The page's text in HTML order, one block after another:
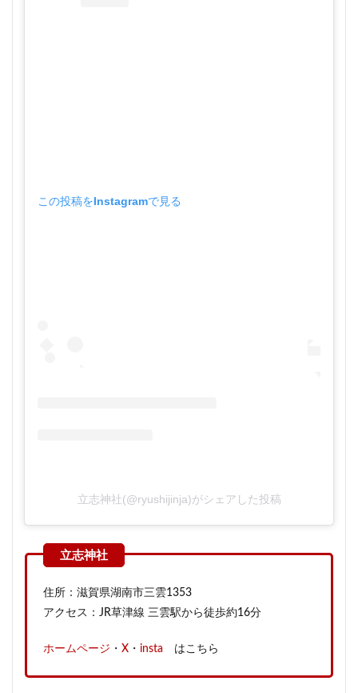
この投稿をInstagramで見る
立志神社(@ryushijinja)がシェアした投稿
住所：滋賀県湖南市三雲1353
アクセス：JR草津線 三雲駅から徒歩約16分
ホームページ ・ X ・ insta はこちら